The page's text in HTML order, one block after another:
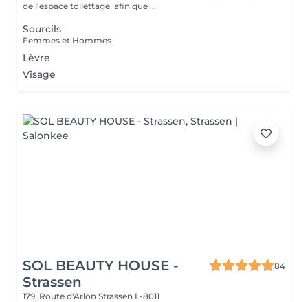
de l'espace toilettage, afin que ...
Sourcils
Femmes et Hommes
Lèvre
Visage
SOL BEAUTY HOUSE -
Strassen
84
179, Route d'Arlon Strassen L-8011